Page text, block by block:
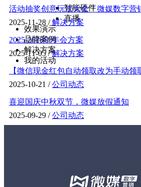
智能硬件
直播
效果演示
品牌案例
解决方案
我的活动
活动抽奖创意玩法大全「微媒数字营
2025-11-28 /解决方案
2025-2026年年会方案
2025-11-05 /解决方案
【微信现金红包自动领取改为手动领
2025-10-21 /公司动态
喜迎国庆中秋双节，微媒放假通知
2025-09-29 /公司动态